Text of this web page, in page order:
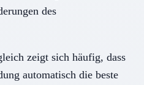
des
zeigt sich häufig, dass
automatisch die beste